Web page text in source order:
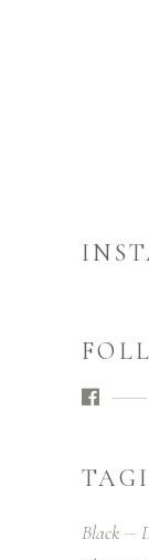
TAGI
Black